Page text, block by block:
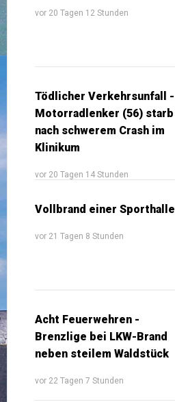
vor 20 Tagen 12 Stunden
Tödlicher Verkehrsunfall -
Motorradlenker (56) starb
nach schwerem Crash im
Klinikum
vor 20 Tagen 14 Stunden
Vollbrand einer Sporthalle
vor 21 Tagen 8 Stunden
Acht Feuerwehren -
Brenzlige bei LKW-Brand
neben steilem Waldstück
vor 22 Tagen 7 Stunden